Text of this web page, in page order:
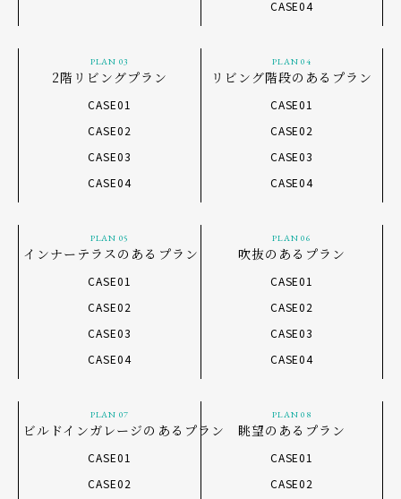
CASE04
PLAN 03
2階リビングプラン
CASE01
CASE02
CASE03
CASE04
PLAN 04
リビング階段のあるプラン
CASE01
CASE02
CASE03
CASE04
PLAN 05
インナーテラスのあるプラン
CASE01
CASE02
CASE03
CASE04
PLAN 06
吹抜のあるプラン
CASE01
CASE02
CASE03
CASE04
PLAN 07
ビルドインガレージのあるプラン
CASE01
CASE02
PLAN 08
眺望のあるプラン
CASE01
CASE02